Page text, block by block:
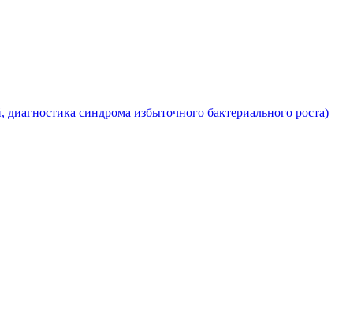
синдрома избыточного бактериального роста)